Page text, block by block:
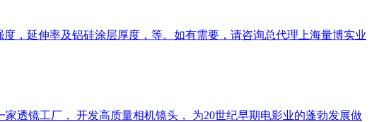
，延伸率及铝硅涂层厚度，等。如有需要，请咨询总代理上海量博实业
家透镜工厂， 开发高质量相机镜头， 为20世纪早期电影业的蓬勃发展做